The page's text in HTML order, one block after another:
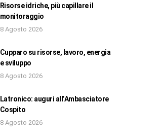
Risorse idriche, più capillare il
monitoraggio
8 Agosto 2026
Cupparo su risorse, lavoro, energia
e sviluppo
8 Agosto 2026
Latronico: auguri all’Ambasciatore
Cospito
8 Agosto 2026